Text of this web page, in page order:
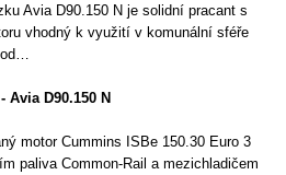
Avia D90.150 N je solidní pracant s
vhodný k využití v komunální sféře
D90.150 N
motor Cummins ISBe 150.30 Euro 3
paliva Common-Rail a mezichladičem